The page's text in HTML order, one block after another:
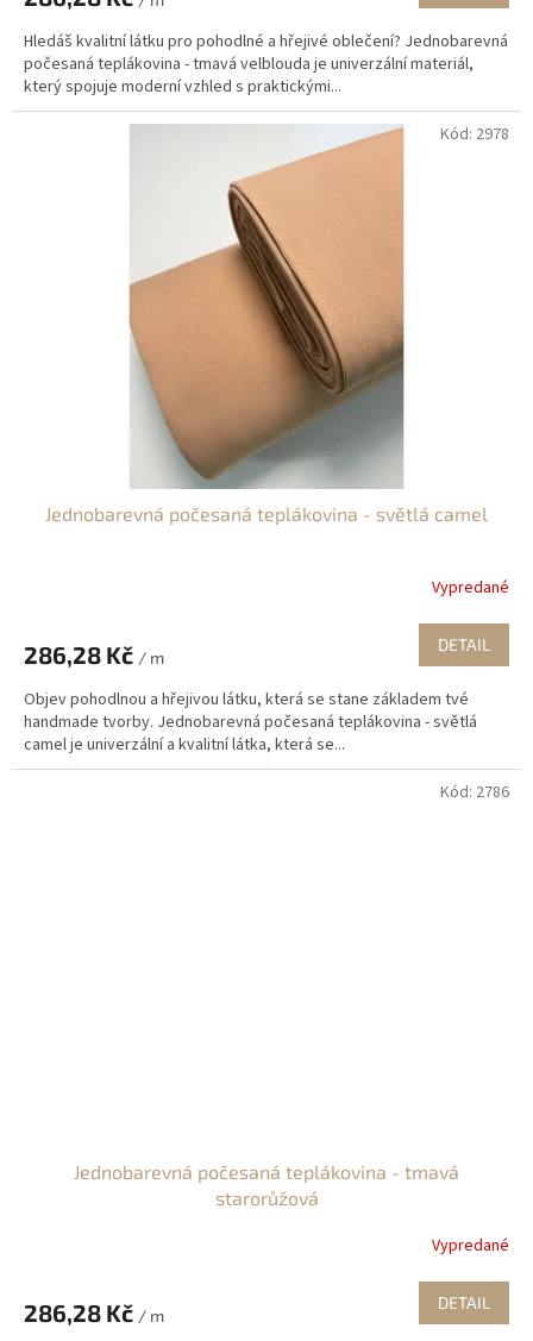
Hledáš kvalitní látku pro pohodlné a hřejivé oblečení? Jednobarevná
počesaná teplákovina - tmavá velblouda je univerzální materiál,
který spojuje moderní vzhled s praktickými...
Jednobarevná počesaná teplákovina - světlá camel
Vypredané
286,28 Kč / m
DETAIL
Objev pohodlnou a hřejivou látku, která se stane základem tvé
handmade tvorby. Jednobarevná počesaná teplákovina - světlá
camel je univerzální a kvalitní látka, která se...
Kód: 2978
Jednobarevná počesaná teplákovina - tmavá
starorůžová
Vypredané
286,28 Kč / m
DETAIL
Kód: 2786